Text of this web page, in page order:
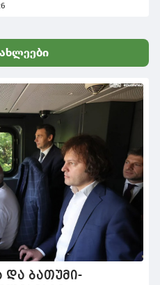
კობახიძემ მთავრობის
და ბათუმი-